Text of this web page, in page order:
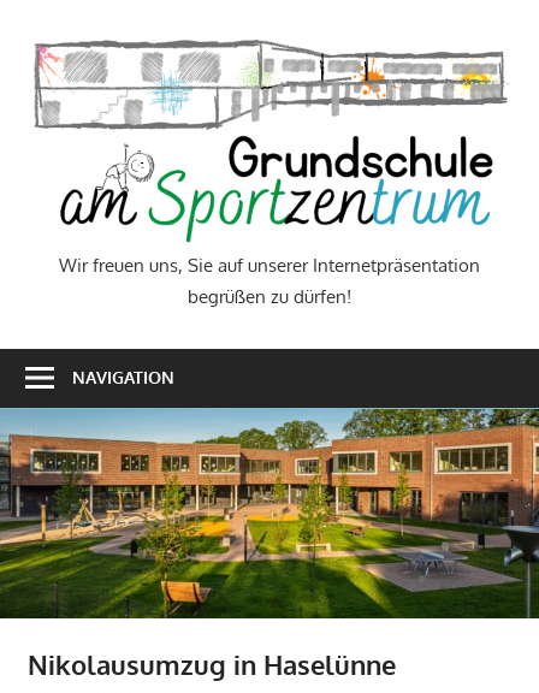
Inhalt
springen
Wir freuen uns, Sie auf unserer Internetpräsentation
begrüßen zu dürfen!
NAVIGATION
Nikolausumzug in Haselünne